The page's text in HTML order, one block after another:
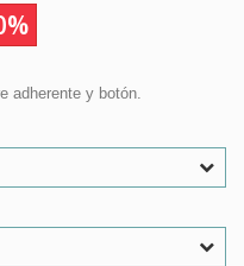
adherente y botón.